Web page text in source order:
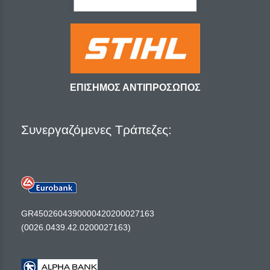
ΕΠΙΣΗΜΟΣ ΑΝΤΙΠΡΟΣΩΠΟΣ
Συνεργαζόμενες Τράπεζες:
GR4502604390000420200027163
(0026.0439.42.0200027163)